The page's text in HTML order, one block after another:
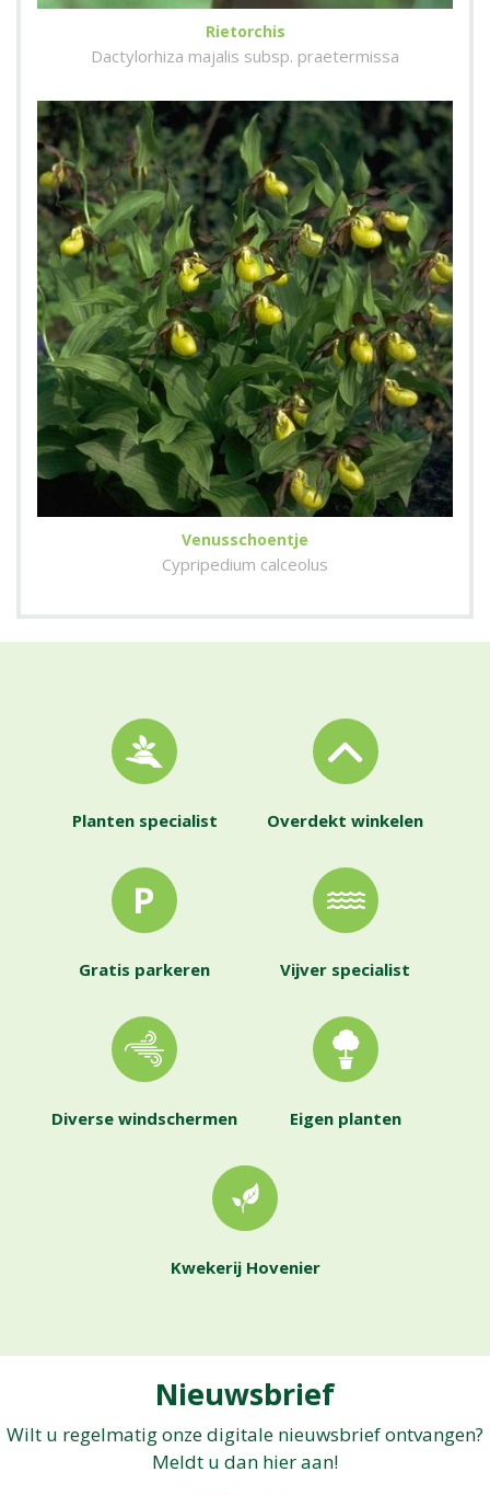
Rietorchis
Dactylorhiza majalis subsp. praetermissa
Venusschoentje
Cypripedium calceolus
Planten specialist Overdekt winkelen
Gratis parkeren Vijver specialist
Diverse windschermen Eigen planten
Kwekerij Hovenier
Nieuwsbrief
Wilt u regelmatig onze digitale nieuwsbrief ontvangen?
Meldt u dan hier aan!